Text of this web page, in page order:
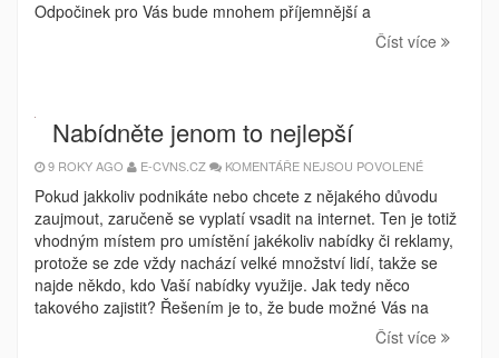
Odpočinek pro Vás bude mnohem příjemnější a
Číst více
Nabídněte jenom to nejlepší
9 ROKY AGO E-CVNS.CZ KOMENTÁŘE NEJSOU POVOLENÉU
S
NÁZVEM
NABÍDNĚTE
TO
NEJLEPŠÍ
Pokud jakkoliv podnikáte nebo chcete z nějakého důvodu
zaujmout, zaručeně se vyplatí vsadit na internet. Ten je totiž
vhodným místem pro umístění jakékoliv nabídky či reklamy,
protože se zde vždy nachází velké množství lidí, takže se
najde někdo, kdo Vaší nabídky využije. Jak tedy něco
takového zajistit? Řešením je to, že bude možné Vás na
Číst více